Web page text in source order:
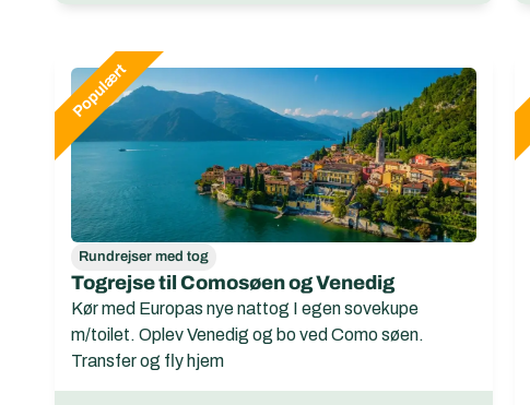
Rundrejser med tog
Togrejse til Comosøen og Venedig
Kør med Europas nye nattog I egen sovekupe
m/toilet. Oplev Venedig og bo ved Como søen.
Transfer og fly hjem